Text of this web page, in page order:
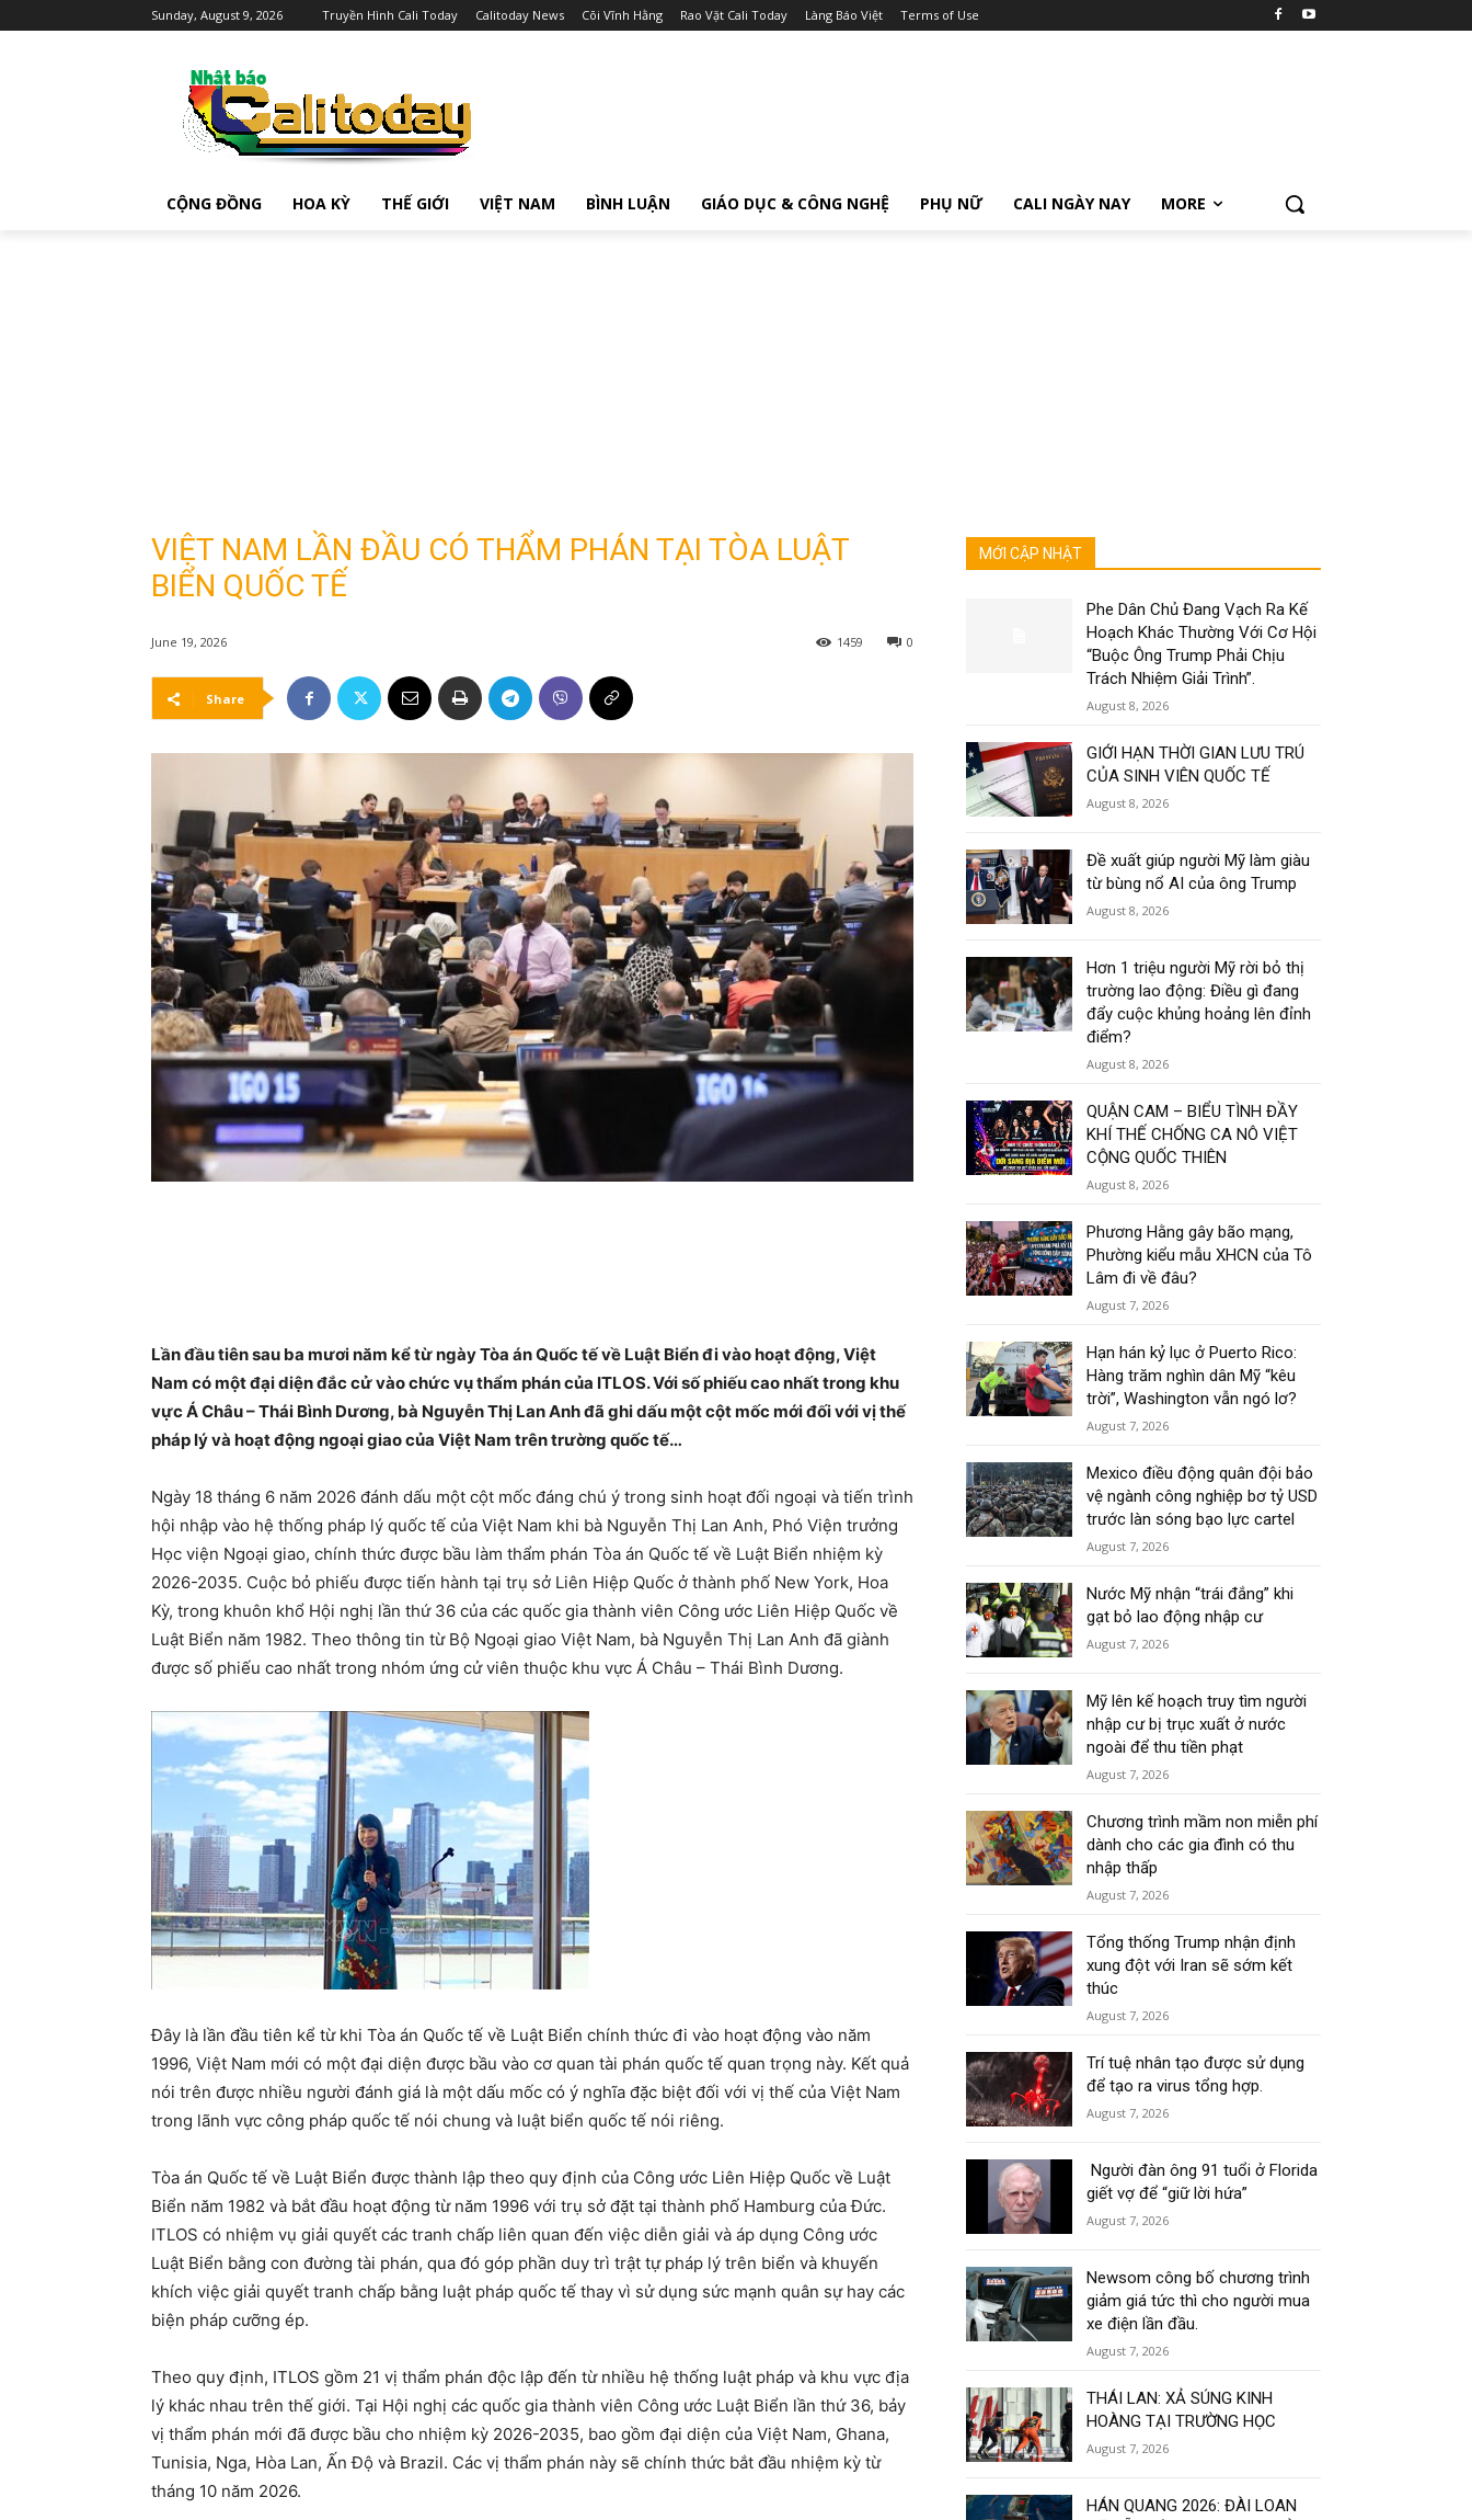
Sunday, August 9, 2026 Truyền Hình Cali Today Calitoday News Cõi Vĩnh Hằng Rao Vặt Cali Today Làng Báo Việt Terms of Use
CỘNG ĐỒNG HOA KỲ THẾ GIỚI VIỆT NAM BÌNH LUẬN GIÁO DỤC & CÔNG NGHỆ PHỤ NỮ CALI NGÀY NAY MORE
VIỆT NAM LẦN ĐẦU CÓ THẨM PHÁN TẠI TÒA LUẬT
BIỂN QUỐC TẾ
June 19, 2026 0
1459
Share
Lần đầu tiên sau ba mươi năm kể từ ngày Tòa án Quốc tế về Luật Biển đi vào hoạt động, Việt
Nam có một đại diện đắc cử vào chức vụ thẩm phán của ITLOS. Với số phiếu cao nhất trong khu
vực Á Châu – Thái Bình Dương, bà Nguyễn Thị Lan Anh đã ghi dấu một cột mốc mới đối với vị thế
pháp lý và hoạt động ngoại giao của Việt Nam trên trường quốc tế…
Ngày 18 tháng 6 năm 2026 đánh dấu một cột mốc đáng chú ý trong sinh hoạt đối ngoại và tiến trình
hội nhập vào hệ thống pháp lý quốc tế của Việt Nam khi bà Nguyễn Thị Lan Anh, Phó Viện trưởng
Học viện Ngoại giao, chính thức được bầu làm thẩm phán Tòa án Quốc tế về Luật Biển nhiệm kỳ
2026-2035. Cuộc bỏ phiếu được tiến hành tại trụ sở Liên Hiệp Quốc ở thành phố New York, Hoa
Kỳ, trong khuôn khổ Hội nghị lần thứ 36 của các quốc gia thành viên Công ước Liên Hiệp Quốc về
Luật Biển năm 1982. Theo thông tin từ Bộ Ngoại giao Việt Nam, bà Nguyễn Thị Lan Anh đã giành
được số phiếu cao nhất trong nhóm ứng cử viên thuộc khu vực Á Châu – Thái Bình Dương.
Đây là lần đầu tiên kể từ khi Tòa án Quốc tế về Luật Biển chính thức đi vào hoạt động vào năm
1996, Việt Nam mới có một đại diện được bầu vào cơ quan tài phán quốc tế quan trọng này. Kết quả
nói trên được nhiều người đánh giá là một dấu mốc có ý nghĩa đặc biệt đối với vị thế của Việt Nam
trong lãnh vực công pháp quốc tế nói chung và luật biển quốc tế nói riêng.
Tòa án Quốc tế về Luật Biển được thành lập theo quy định của Công ước Liên Hiệp Quốc về Luật
Biển năm 1982 và bắt đầu hoạt động từ năm 1996 với trụ sở đặt tại thành phố Hamburg của Đức.
ITLOS có nhiệm vụ giải quyết các tranh chấp liên quan đến việc diễn giải và áp dụng Công ước
Luật Biển bằng con đường tài phán, qua đó góp phần duy trì trật tự pháp lý trên biển và khuyến
khích việc giải quyết tranh chấp bằng luật pháp quốc tế thay vì sử dụng sức mạnh quân sự hay các
biện pháp cưỡng ép.
Theo quy định, ITLOS gồm 21 vị thẩm phán độc lập đến từ nhiều hệ thống luật pháp và khu vực địa
lý khác nhau trên thế giới. Tại Hội nghị các quốc gia thành viên Công ước Luật Biển lần thứ 36, bảy
vị thẩm phán mới đã được bầu cho nhiệm kỳ 2026-2035, bao gồm đại diện của Việt Nam, Ghana,
Tunisia, Nga, Hòa Lan, Ấn Độ và Brazil. Các vị thẩm phán này sẽ chính thức bắt đầu nhiệm kỳ từ
tháng 10 năm 2026.
MỚI CẬP NHẬT
Phe Dân Chủ Đang Vạch Ra Kế
Hoạch Khác Thường Với Cơ Hội
“Buộc Ông Trump Phải Chịu
Trách Nhiệm Giải Trình”.
August 8, 2026
GIỚI HẠN THỜI GIAN LƯU TRÚ
CỦA SINH VIÊN QUỐC TẾ
August 8, 2026
Đề xuất giúp người Mỹ làm giàu
từ bùng nổ AI của ông Trump
August 8, 2026
Hơn 1 triệu người Mỹ rời bỏ thị
trường lao động: Điều gì đang
đẩy cuộc khủng hoảng lên đỉnh
điểm?
August 8, 2026
QUẬN CAM – BIỂU TÌNH ĐẦY
KHÍ THẾ CHỐNG CA NÔ VIỆT
CỘNG QUỐC THIÊN
August 8, 2026
Phương Hằng gây bão mạng,
Phường kiểu mẫu XHCN của Tô
Lâm đi về đâu?
August 7, 2026
Hạn hán kỷ lục ở Puerto Rico:
Hàng trăm nghìn dân Mỹ “kêu
trời”, Washington vẫn ngó lơ?
August 7, 2026
Mexico điều động quân đội bảo
vệ ngành công nghiệp bơ tỷ USD
trước làn sóng bạo lực cartel
August 7, 2026
Nước Mỹ nhận “trái đắng” khi
gạt bỏ lao động nhập cư
August 7, 2026
Mỹ lên kế hoạch truy tìm người
nhập cư bị trục xuất ở nước
ngoài để thu tiền phạt
August 7, 2026
Chương trình mầm non miễn phí
dành cho các gia đình có thu
nhập thấp
August 7, 2026
Tổng thống Trump nhận định
xung đột với Iran sẽ sớm kết
thúc
August 7, 2026
Trí tuệ nhân tạo được sử dụng
để tạo ra virus tổng hợp.
August 7, 2026
Người đàn ông 91 tuổi ở Florida
giết vợ để “giữ lời hứa”
August 7, 2026
Newsom công bố chương trình
giảm giá tức thì cho người mua
xe điện lần đầu.
August 7, 2026
THÁI LAN: XẢ SÚNG KINH
HOÀNG TẠI TRƯỜNG HỌC
August 7, 2026
HÁN QUANG 2026: ĐÀI LOAN